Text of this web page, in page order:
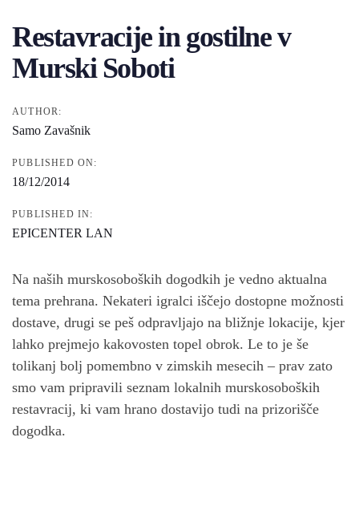
Restavracije in gostilne v
Murski Soboti
AUTHOR:
Samo Zavašnik
PUBLISHED ON:
18/12/2014
PUBLISHED IN:
EPICENTER LAN
Na naših murskosoboških dogodkih je vedno aktualna
tema prehrana. Nekateri igralci iščejo dostopne možnosti
dostave, drugi se peš odpravljajo na bližnje lokacije, kjer
lahko prejmejo kakovosten topel obrok. Le to je še
tolikanj bolj pomembno v zimskih mesecih – prav zato
smo vam pripravili seznam lokalnih murskosoboških
restavracij, ki vam hrano dostavijo tudi na prizorišče
dogodka.